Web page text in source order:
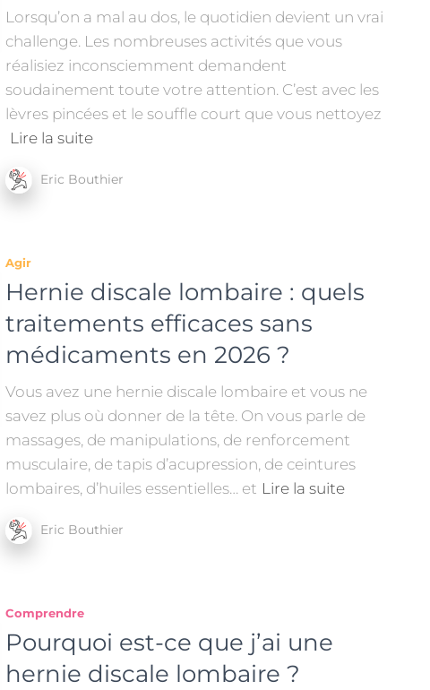
Lorsqu’on a mal au dos, le quotidien devient un vrai
challenge. Les nombreuses activités que vous
réalisiez inconsciemment demandent
soudainement toute votre attention. C’est avec les
lèvres pincées et le souffle court que vous nettoyez
Lire la suite
Eric Bouthier
Agir
Hernie discale lombaire : quels
traitements efficaces sans
médicaments en 2026 ?
Vous avez une hernie discale lombaire et vous ne
savez plus où donner de la tête. On vous parle de
massages, de manipulations, de renforcement
musculaire, de tapis d’acupression, de ceintures
lombaires, d’huiles essentielles… et Lire la suite
Eric Bouthier
Comprendre
Pourquoi est-ce que j’ai une
hernie discale lombaire ?